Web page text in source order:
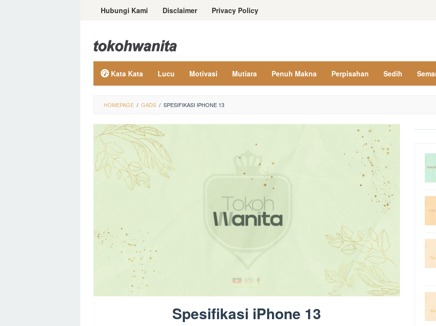
LoncatHubungi Kami Disclaimer Privacy Policy
Kata Kata Lucu Motivasi Mutiara Penuh Makna Perpisahan Sedih
HOMEPAGE / GADS / SPESIFIKASI IPHONE 13
Spesifikasi iPhone 13